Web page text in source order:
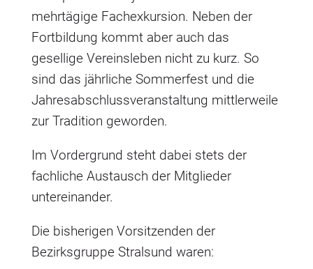
mehrtägige Fachexkursion. Neben der
Fortbildung kommt aber auch das
gesellige Vereinsleben nicht zu kurz. So
sind das jährliche Sommerfest und die
Jahresabschlussveranstaltung mittlerweile
zur Tradition geworden.
Im Vordergrund steht dabei stets der
fachliche Austausch der Mitglieder
untereinander.
Die bisherigen Vorsitzenden der
Bezirksgruppe Stralsund waren: